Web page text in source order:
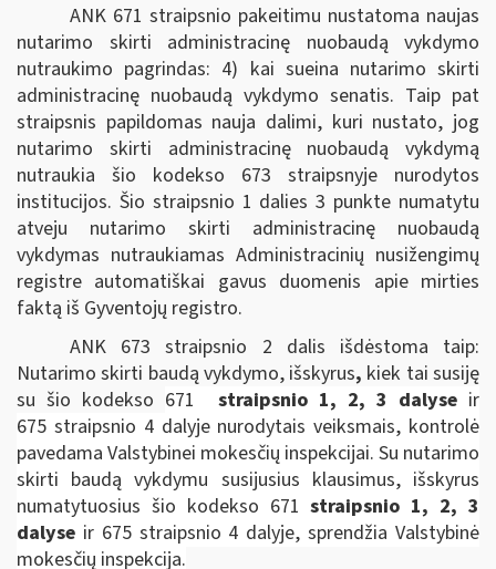
ANK 671 straipsnio pakeitimu nustatoma naujas
nutarimo skirti administracinę nuobaudą vykdymo
nutraukimo pagrindas: 4) kai sueina nutarimo skirti
administracinę nuobaudą vykdymo senatis. Taip pat
straipsnis papildomas nauja dalimi, kuri nustato, jog
nutarimo skirti administracinę nuobaudą vykdymą
nutraukia šio kodekso 673 straipsnyje nurodytos
institucijos. Šio straipsnio 1 dalies 3 punkte numatytu
atveju nutarimo skirti administracinę nuobaudą
vykdymas nutraukiamas Administracinių nusižengimų
registre automatiškai gavus duomenis apie mirties
faktą iš Gyventojų registro.
ANK 673 straipsnio 2 dalis išdėstoma taip:
Nutarimo skirti baudą vykdymo, išskyrus, kiek tai susiję
su šio kodekso 671 straipsnio 1, 2, 3 dalyse ir
675 straipsnio 4 dalyje nurodytais veiksmais, kontrolė
pavedama Valstybinei mokesčių inspekcijai. Su nutarimo
skirti baudą vykdymu susijusius klausimus, išskyrus
numatytuosius šio kodekso 671 straipsnio 1, 2, 3
dalyse ir 675 straipsnio 4 dalyje, sprendžia Valstybinė
mokesčių inspekcija.